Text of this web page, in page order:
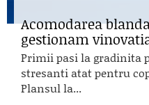
Acomodarea
gestionam
Primii pasi la gradinita
stresanti atat pentru
Plansul la...